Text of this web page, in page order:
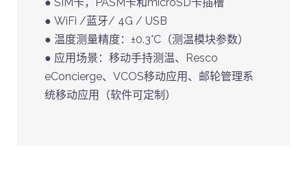
● WiFi /蓝牙/ 4G / USB
● 温度测量精度：±0.3°C（测温模块参数）
● 应用场景：移动手持测温、Resco
eConcierge、VCOS移动应用、邮轮管理系
统移动应用（软件可定制）